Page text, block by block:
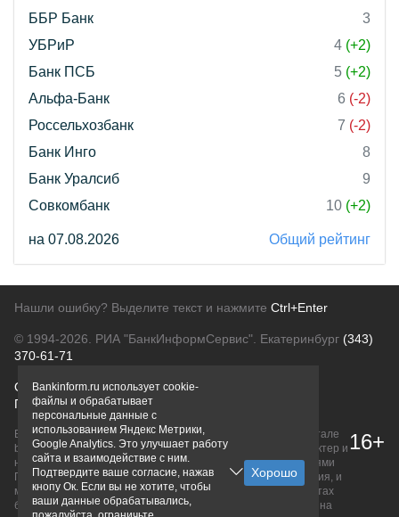
ББР Банк
3
УБРиР
4 (+2)
Банк ПСБ
5 (+2)
Альфа-Банк
6 (-2)
Россельхозбанк
7 (-2)
Банк Инго
8
Банк Уралсиб
9
Совкомбанк
10 (+2)
на 07.08.2026 Общий рейтинг
Нашли ошибку? Выделите текст и нажмите Ctrl+Enter
© 1994-2026. РИА "БанкИнформСервис". Екатеринбург (343)
370-61-71
О проектеПолитика конфиденциальности
Правовая информацияДля рекламодателей
Вся информация о продуктах банков, размещенная на портале
bankinform.ru, носит исключительно ознакомительный характер и
не является публичной офертой, определяемой положениями
ГК РФ. Информация не содержит точного и полного описания, и
может быть изменена. Конечные условия уточняйте на сайтах
банков или при личном обращении. Исключительное право на
16+
Bankinform.ru использует cookie-
файлы и обрабатывает
персональные данные с
использованием Яндекс Метрики,
Google Analytics. Это улучшает работу
сайта и взаимодействие с ним.
Подтвердите ваше согласие, нажав
кнопу Ок. Если вы не хотите, чтобы
ваши данные обрабатывались,